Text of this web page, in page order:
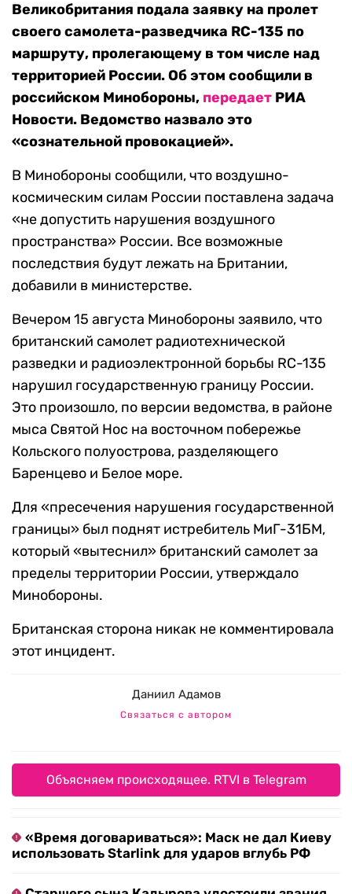
Великобритания подала заявку на пролет
своего самолета-разведчика RC-135 по
маршруту, пролегающему в том числе над
территорией России. Об этом сообщили в
российском Минобороны, передает РИА
Новости. Ведомство назвало это
«сознательной провокацией».
В Минобороны сообщили, что воздушно-
космическим силам России поставлена задача
«не допустить нарушения воздушного
пространства» России. Все возможные
последствия будут лежать на Британии,
добавили в министерстве.
Вечером 15 августа Минобороны заявило, что
британский самолет радиотехнической
разведки и радиоэлектронной борьбы RC-135
нарушил государственную границу России.
Это произошло, по версии ведомства, в районе
мыса Святой Нос на восточном побережье
Кольского полуострова, разделяющего
Баренцево и Белое море.
Для «пресечения нарушения государственной
границы» был поднят истребитель МиГ-31БМ,
который «вытеснил» британский самолет за
пределы территории России, утверждало
Минобороны.
Британская сторона никак не комментировала
этот инцидент.
Даниил Адамов
Связаться с автором
Объясняем происходящее. RTVI в Telegram
«Время договариваться»: Маск не дал Киеву
использовать Starlink для ударов вглубь РФ